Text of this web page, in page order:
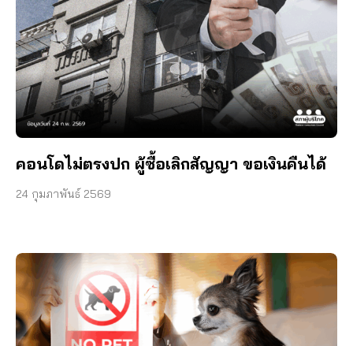
คอนโดไม่ตรงปก ผู้ซื้อเลิกสัญญา ขอเงินคืนได้
24 กุมภาพันธ์ 2569